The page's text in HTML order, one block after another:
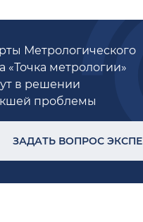
Метрологического
«Точка метрологии»
в решении
проблемы
ЗАДАТЬ ВОПРОС